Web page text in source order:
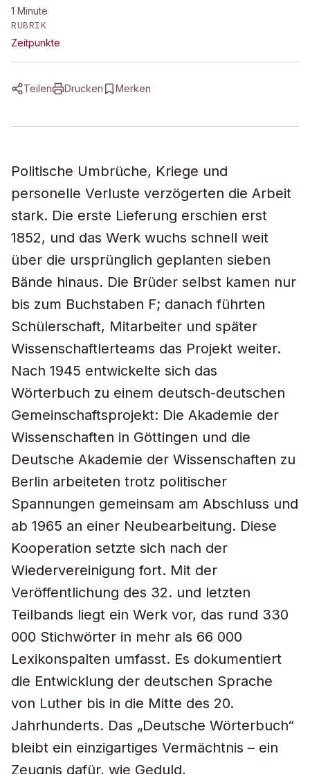
1 Minute
RUBRIK
Zeitpunkte
Teilen Drucken Merken
Politische Umbrüche, Kriege und
personelle Verluste verzögerten die Arbeit
stark. Die erste Lieferung erschien erst
1852, und das Werk wuchs schnell weit
über die ursprünglich geplanten sieben
Bände hinaus. Die Brüder selbst kamen nur
bis zum Buchstaben F; danach führten
Schülerschaft, Mitarbeiter und später
Wissenschaftlerteams das Projekt weiter.
Nach 1945 entwickelte sich das
Wörterbuch zu einem deutsch-deutschen
Gemeinschaftsprojekt: Die Akademie der
Wissenschaften in Göttingen und die
Deutsche Akademie der Wissenschaften zu
Berlin arbeiteten trotz politischer
Spannungen gemeinsam am Abschluss und
ab 1965 an einer Neubearbeitung. Diese
Kooperation setzte sich nach der
Wiedervereinigung fort. Mit der
Veröffentlichung des 32. und letzten
Teilbands liegt ein Werk vor, das rund 330
000 Stichwörter in mehr als 66 000
Lexikonspalten umfasst. Es dokumentiert
die Entwicklung der deutschen Sprache
von Luther bis in die Mitte des 20.
Jahrhunderts. Das „Deutsche Wörterbuch“
bleibt ein einzigartiges Vermächtnis – ein
Zeugnis dafür, wie Geduld,